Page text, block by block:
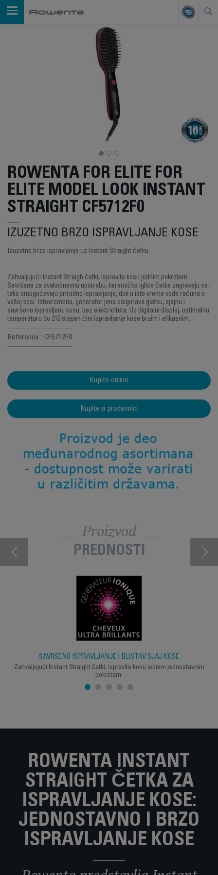
ROWENTA FOR ELITE FOR
ELITE MODEL LOOK INSTANT
STRAIGHT CF5712F0
IZUZETNO BRZO ISPRAVLJANJE KOSE
Izuzetno brzo ispravljanje uz Instant Straight četku
Zahvaljujući Instant Straigh četki, ispravite kosu jednim pokretom.
Savršena za svakodnevnu upotrebu, keramičke iglice četke zagrevaju se i
tako omogućavaju prirodno ispravljanje, dok u isto vreme vode računa o
vašoj kosi. Istovremeno, generator jona osigurava glatku, sjajnu i
savršeno ispravljenu kosu, bez elektriciteta. Uz digitalni displej, optimalnu
temperaturu do 210 stepen čini ispravljanje kose brzim i efikasnim.
Referenca : CF5712F0
Kupite online
Kupite u prodavnici
Proizvod
PREDNOSTI
SAVRŠENO ISPRAVLJANJE I BLISTAV SJAJ KOSE
Zahvaljujući Instant Straight četki, ispravite kosu jednim jednostavnim
pokretom.
ROWENTA INSTANT
STRAIGHT ČETKA ZA
ISPRAVLJANJE KOSE:
JEDNOSTAVNO I BRZO
ISPRAVLJANJE KOSE